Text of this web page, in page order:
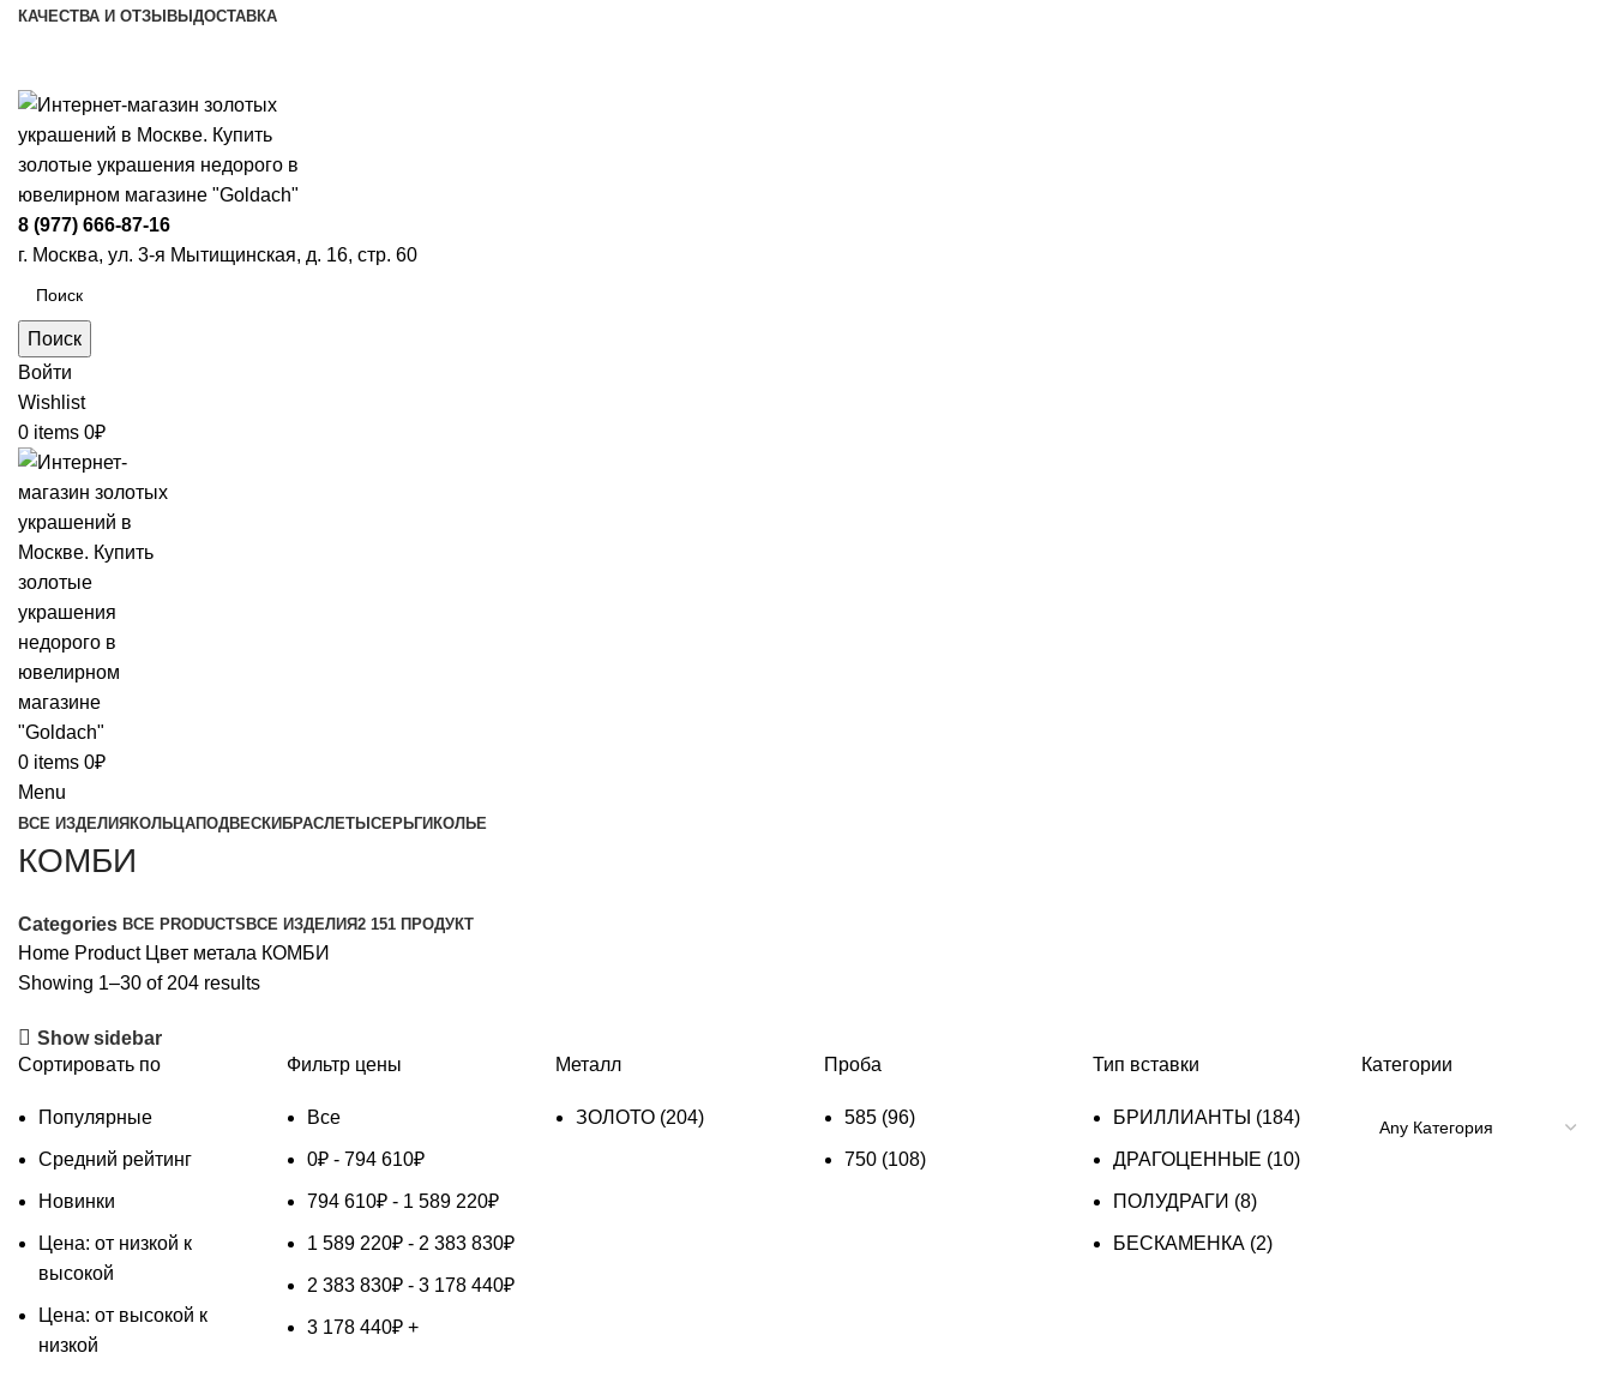
КАЧЕСТВА И ОТЗЫВЫ ДОСТАВКА
8 (977) 666-87-16
г. Москва, ул. 3-я Мытищинская, д. 16, стр. 60
Поиск
Войти
Wishlist
0 items 0₽
0 items 0₽
Menu
ВСЕ ИЗДЕЛИЯ КОЛЬЦАПОДВЕСКИ БРАСЛЕТЫ СЕРЬГИ КОЛЬЕ
КОМБИ
Categories ВСЕ PRODUCTS ВСЕ ИЗДЕЛИЯ2 151 ПРОДУКТ
Home Product Цвет метала КОМБИ
Showing 1–30 of 204 results
Show sidebar
Сортировать по
Популярные
Средний рейтинг
Новинки
Цена: от низкой к
высокой
Цена: от высокой к
низкой
Фильтр цены
Все
0₽ - 794 610₽
794 610₽ - 1 589 220₽
1 589 220₽ - 2 383 830₽
2 383 830₽ - 3 178 440₽
3 178 440₽ +
Металл
ЗОЛОТО (204)
Проба
585 (96)
750 (108)
Тип вставки
БРИЛЛИАНТЫ (184)
ДРАГОЦЕННЫЕ (10)
ПОЛУДРАГИ (8)
БЕСКАМЕНКА (2)
Категории